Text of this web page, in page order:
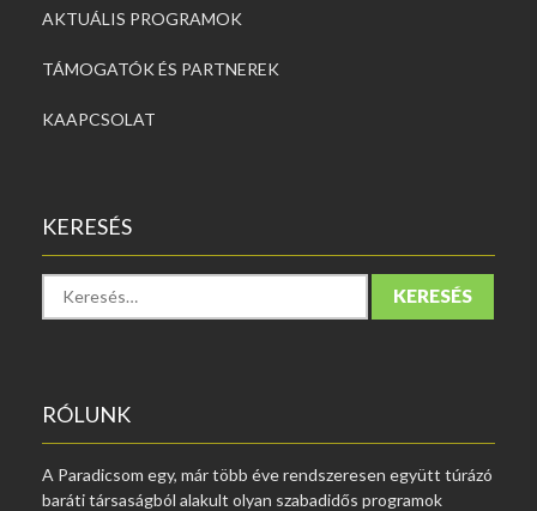
AKTUÁLIS PROGRAMOK
TÁMOGATÓK ÉS PARTNEREK
KAAPCSOLAT
KERESÉS
é
RÓLUNK
A‌ Paradicsom‌‌ egy,‌ már‌ több‌ éve rendszeresen‌ együtt‌ túrázó‌
baráti társaságból‌ alakult‌ olyan‌ szabadidős programok‌